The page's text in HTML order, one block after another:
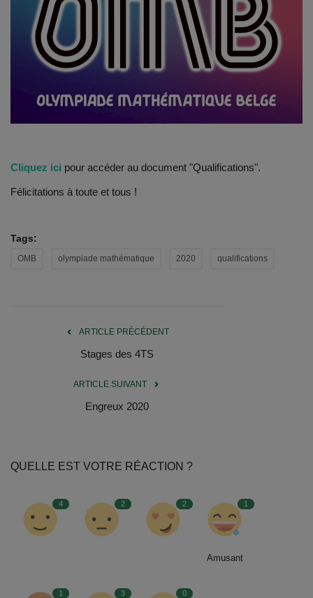
Emplois
Notre offre d'enseignement (2026)
Stages
Offre d'enseignement & inscriptions
Activation email
Cliquez ici pour accéder au document "Qualifications".
Félicitations à toute et tous !
Tags:
OMB olympiade mathématique 2020 qualifications
ARTICLE PRÉCÉDENT
Stages des 4TS
ARTICLE SUIVANT
Engreux 2020
QUELLE EST VOTRE RÉACTION ?
4 2 2 1
Amusant
1 3 0